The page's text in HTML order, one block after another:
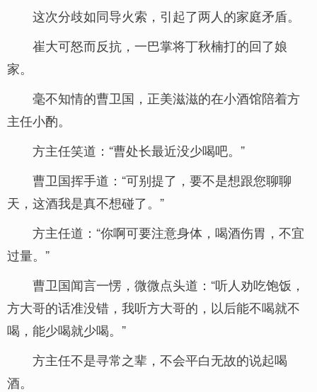
这次分歧如同导火索，引起了两人的家庭矛盾。
崔大可怒而反抗，一巴掌将丁秋楠打的回了娘
家。
毫不知情的曹卫国，正美滋滋的在小酒馆陪着方
主任小酌。
方主任笑道：“曹处长最近没少喝吧。”
曹卫国挥手道：“可别提了，要不是想跟您聊聊
天，这酒我是真不想碰了。”
方主任道：“你啊可要注意身体，喝酒伤胃，不宜
过量。”
曹卫国闻言一愣，微微点头道：“听人劝吃饱饭，
方大哥的话准没错，我听方大哥的，以后能不喝就不
喝，能少喝就少喝。”
方主任不是寻常之辈，不会平白无故的说起喝
酒。